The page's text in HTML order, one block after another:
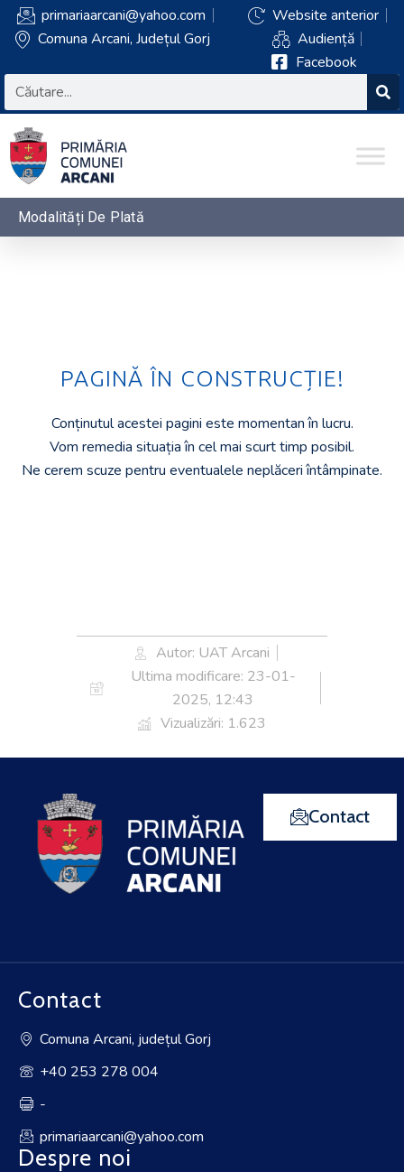
primariaarcani@yahoo.com
Comuna Arcani, Județul Gorj
Website anterior
Audiență
Facebook
Modalități De Plată
PAGINĂ ÎN CONSTRUCȚIE!
Conținutul acestei pagini este momentan în lucru.
Vom remedia situația în cel mai scurt timp posibil.
Ne cerem scuze pentru eventualele neplăceri întâmpinate.
Autor: UAT Arcani
Ultima modificare: 23-01-
2025, 12:43
Vizualizări: 1.623
Contact
Contact
Comuna Arcani, județul Gorj
+40 253 278 004
-
primariaarcani@yahoo.com
Despre noi